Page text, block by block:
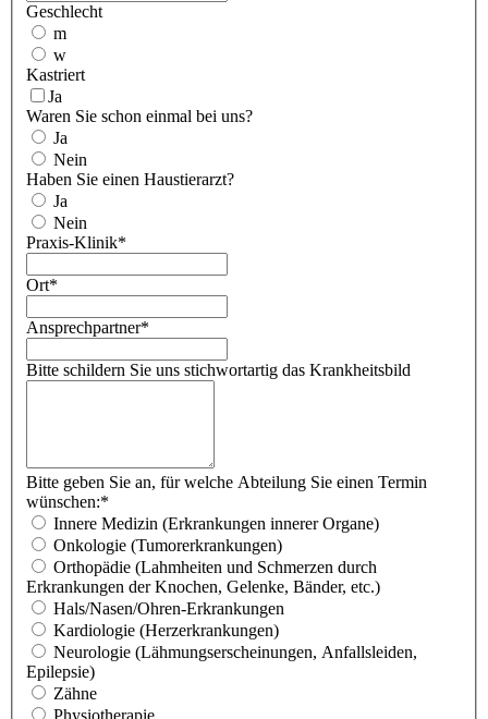
Geschlecht
m
w
Kastriert
Ja
Waren Sie schon einmal bei uns?
Ja
Nein
Haben Sie einen Haustierarzt?
Ja
Nein
Praxis-Klinik*
Ort*
Ansprechpartner*
Bitte schildern Sie uns stichwortartig das Krankheitsbild
Bitte geben Sie an, für welche Abteilung Sie einen Termin
wünschen:*
Innere Medizin (Erkrankungen innerer Organe)
Onkologie (Tumorerkrankungen)
Erkrankungen der Knochen, Gelenke, Bänder, etc.)
Hals/Nasen/Ohren-Erkrankungen
Kardiologie (Herzerkrankungen)
Epilepsie)
Zähne
Physiotherapie